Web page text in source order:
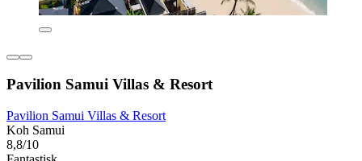
Pavilion Samui Villas & Resort
Pavilion Samui Villas & Resort
Koh Samui
8,8/10